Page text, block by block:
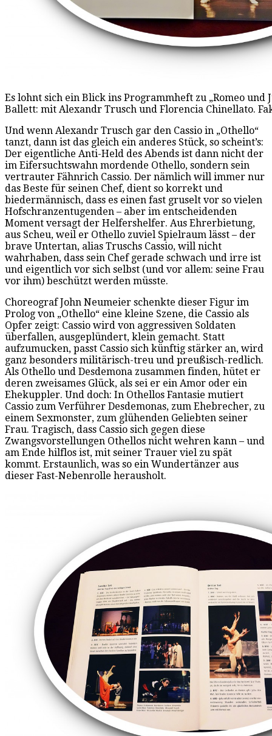
Es lohnt sich ein Blick ins Programmheft zu „Romeo und
Ballett: mit Alexandr Trusch und Florencia Chinellato.
Und wenn Alexandr Trusch gar den Cassio in „Othello“
tanzt, dann ist das gleich ein anderes Stück, so scheint’s:
Der eigentliche Anti-Held des Abends ist dann nicht der
im Eifersuchtswahn mordende Othello, sondern sein
vertrauter Fähnrich Cassio. Der nämlich will immer nur
das Beste für seinen Chef, dient so korrekt und
biedermännisch, dass es einen fast gruselt vor so vielen
Hofschranzentugenden – aber im entscheidenden
Moment versagt der Helfershelfer. Aus Ehrerbietung,
aus Scheu, weil er Othello zuviel Spielraum lässt – der
brave Untertan, alias Truschs Cassio, will nicht
wahrhaben, dass sein Chef gerade schwach und irre ist
und eigentlich vor sich selbst (und vor allem: seine Frau
vor ihm) beschützt werden müsste.
Choreograf John Neumeier schenkte dieser Figur im
Prolog von „Othello“ eine kleine Szene, die Cassio als
Opfer zeigt: Cassio wird von aggressiven Soldaten
überfallen, ausgeplündert, klein gemacht. Statt
aufzumucken, passt Cassio sich künftig stärker an, wird
ganz besonders militärisch-treu und preußisch-redlich.
Als Othello und Desdemona zusammen finden, hütet er
deren zweisames Glück, als sei er ein Amor oder ein
Ehekuppler. Und doch: In Othellos Fantasie mutiert
Cassio zum Verführer Desdemonas, zum Ehebrecher, zu
einem Sexmonster, zum glühenden Geliebten seiner
Frau. Tragisch, dass Cassio sich gegen diese
Zwangsvorstellungen Othellos nicht wehren kann – und
am Ende hilflos ist, mit seiner Trauer viel zu spät
kommt. Erstaunlich, was so ein Wundertänzer aus
dieser Fast-Nebenrolle herausholt.